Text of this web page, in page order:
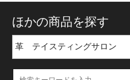
ほかの商品を探す